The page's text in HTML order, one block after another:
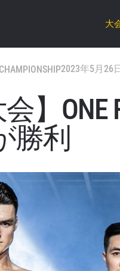
大
2023年5月26
会】ONE
勝利